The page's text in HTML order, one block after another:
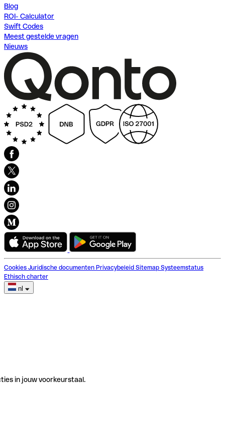
Blog
ROI- Calculator
Swift Codes
Meest gestelde vragen
Nieuws
Cookies Juridische documenten Privacybeleid Sitemap Systeemstatus
Ethisch charter
nl
in jouw voorkeurstaal.